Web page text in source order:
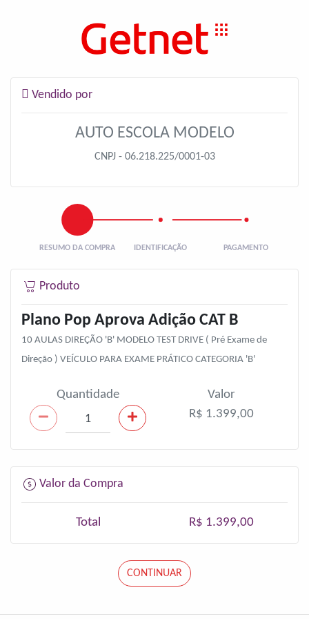
Vendido por
AUTO ESCOLA MODELO
CNPJ - 06.218.225/0001-03
Produto
Plano Pop Aprova Adição CAT B
10 AULAS DIREÇÃO 'B' MODELO TEST DRIVE ( Pré Exame de
Direção ) VEÍCULO PARA EXAME PRÁTICO CATEGORIA 'B'
Quantidade
Valor
R$ 1.399,00
Valor da Compra
Total R$ 1.399,00
CONTINUAR